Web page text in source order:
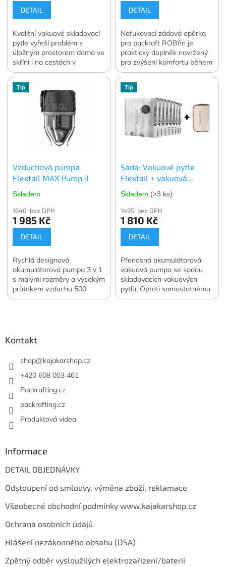
DETAIL
Kvalitní vakuové skladovací
pytle vyřeší problém s
úložným prostorem doma ve
skříni i na cestách v
zavazadle. Vakuování
dokáže zmenšit objem
skladovaného oblečení a
lůžkovin o 70 až 90 %.
Ochrání skladované věci
před prachem, vlhkostí, moly
nebo plísní ať už je
skladujete kdekoli. V balení
4 ks. vybrané velikosti.
distribuce.
DETAIL
Nafukovací zádová opěrka
pro packraft ROBfin je
praktický doplněk navržený
pro zvýšení komfortu během
pádlování.
Tip
Vzduchová pumpa
Flextail MAX Pump 3
Skladem
1640 bez DPH
1 985 Kč
DETAIL
Rychlá designová
akumulátorová pumpa 3 v 1
s malými rozměry a vysokým
průtokem vzduchu 500
l/min. Navíc funkce svítilny a
Tip
Sada: Vakuové pytle
Flextail + vakuová
Vacuum Pump
Skladem (>3 ks)
1495 bez DPH
1 810 Kč
DETAIL
Přenosná akumulátorová
vakuová pumpa se sadou
skladovacích vakuových
pytlů. Oproti samostatnému
nákupu ušetříte 400 Kč.
Kontakt
shop@kajakarshop.cz
+420 608 003 461
Packrafting.cz
packrafting.cz
Produktová videa
Informace
DETAIL OBJEDNÁVKY
Odstoupení od smlouvy, výměna zboží, reklamace
Všeobecné obchodní podmínky www.kajakarshop.cz
Ochrana osobních údajů
Hlášení nezákonného obsahu (DSA)
Zpětný odběr vysloužilých elektrozařízení/baterií